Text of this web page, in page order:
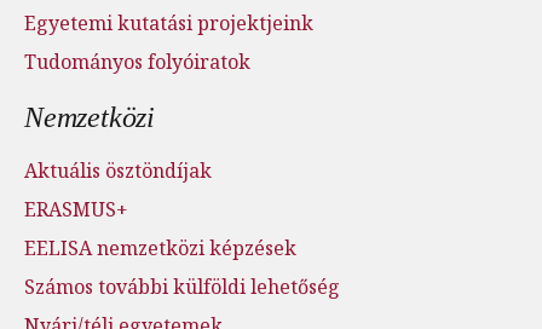
Egyetemi kutatási projektjeink
Tudományos folyóiratok
Nemzetközi
Aktuális ösztöndíjak
ERASMUS+
EELISA nemzetközi képzések
Számos további külföldi lehetőség